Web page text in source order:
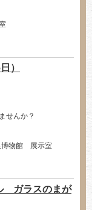
）
せんか？
博物館 展示室
ガラスのまが